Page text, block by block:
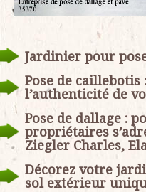
Jardinier pour
Pose de
l’authenticité de
Pose de dallage :
propriétaires
Ziegler Charles,
Décorez votre
sol extérieur